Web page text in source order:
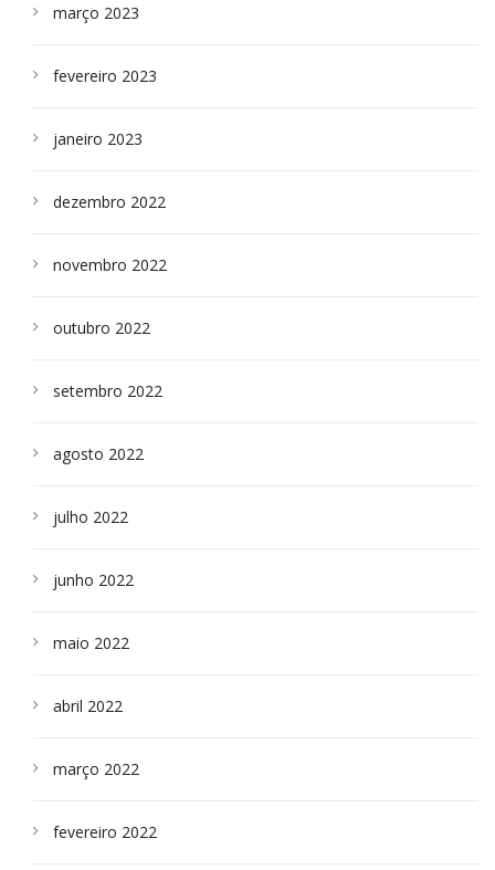
março 2023
fevereiro 2023
janeiro 2023
dezembro 2022
novembro 2022
outubro 2022
setembro 2022
agosto 2022
julho 2022
junho 2022
maio 2022
abril 2022
março 2022
fevereiro 2022